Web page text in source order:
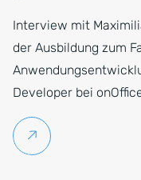
Interview mit
der Ausbildung zum
Developer bei
Weiterlesen